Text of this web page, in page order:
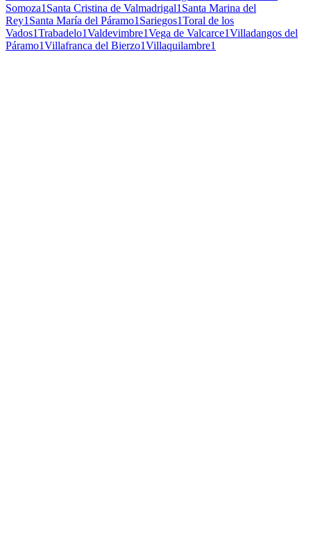
Somoza1 Santa Cristina de Valmadrigal1 Santa Marina del
Rey1 Santa María del Páramo1 Sariegos1Toral de los
Vados1Trabadelo1Valdevimbre1Vega de Valcarce1Villadangos del
Páramo1Villafranca del Bierzo1Villaquilambre1